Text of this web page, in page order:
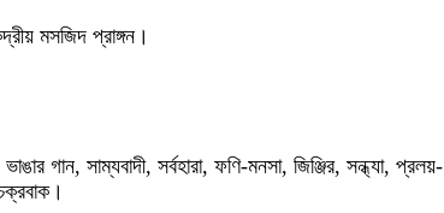
মসজিদ প্রাঙ্গন।
ভাঙার গান, সাম্যবাদী, সর্বহারা, ফণি-মনসা, জিঞ্জির, সন্ধ্যা, প্রলয়-